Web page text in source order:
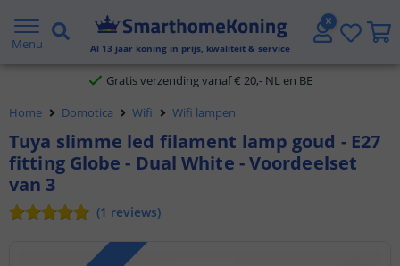
Menu Al 13 jaar koning in prijs, kwaliteit & service
2 jaar garantie
Gratis verzending vanaf € 20,- NL en BE
Klantbeoordeling 9.1
Voor 23:45 uur besteld,morgen in huis
Home Domotica Wifi Wifi lampen
Tuya slimme led filament lamp goud - E27
fitting Globe - Dual White - Voordeelset
van 3
(1 reviews)